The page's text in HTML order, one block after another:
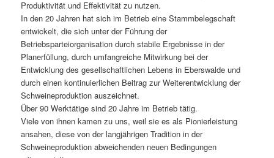
Produktivität und Effektivität zu nutzen.
In den 20 Jahren hat sich im Betrieb eine Stammbelegschaft
entwickelt, die sich unter der Führung der
Betriebsparteiorganisation durch stabile Ergebnisse in der
Planerfüllung, durch umfangreiche Mitwirkung bei der
Entwicklung des gesellschaftlichen Lebens in Eberswalde und
durch einen kontinuierlichen Beitrag zur Weiterentwicklung der
Schweineproduktion auszeichnet.
Über 90 Werktätige sind 20 Jahre im Betrieb tätig.
Viele von ihnen kamen zu uns, weil sie es als Pionierleistung
ansahen, diese von der langjährigen Tradition in der
Schweineproduktion abweichenden neuen Bedingungen